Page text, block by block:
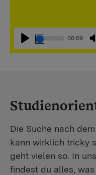
Abspielen
00:09
Die Suche nach
kann wirklich tricky
geht vielen so. In
findest du alles,